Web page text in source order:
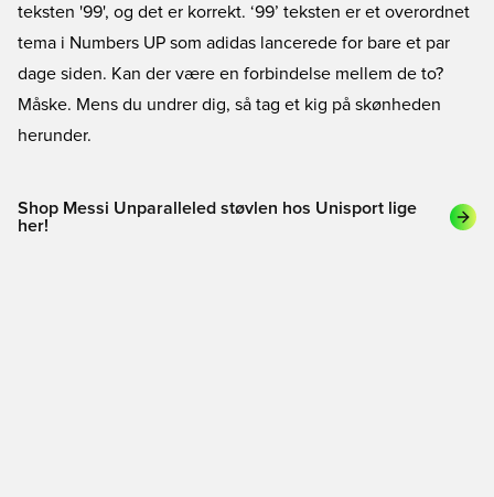
teksten '99', og det er korrekt. ‘99’ teksten er et overordnet
tema i Numbers UP som adidas lancerede for bare et par
dage siden. Kan der være en forbindelse mellem de to?
Måske. Mens du undrer dig, så tag et kig på skønheden
herunder.
Shop Messi Unparalleled støvlen hos Unisport lige
her!